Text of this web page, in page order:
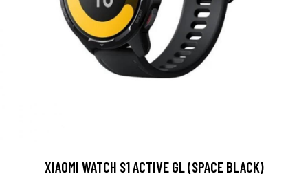
XIAOMI WATCH S1 ACTIVE GL (SPACE BLACK)